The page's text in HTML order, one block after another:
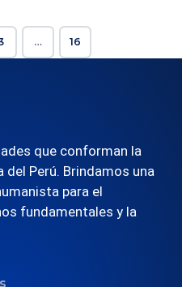
… 16
que conforman la
Perú. Brindamos una
para el
fundamentales y la